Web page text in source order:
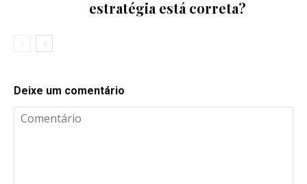
estratégia está correta?
Deixe um comentário